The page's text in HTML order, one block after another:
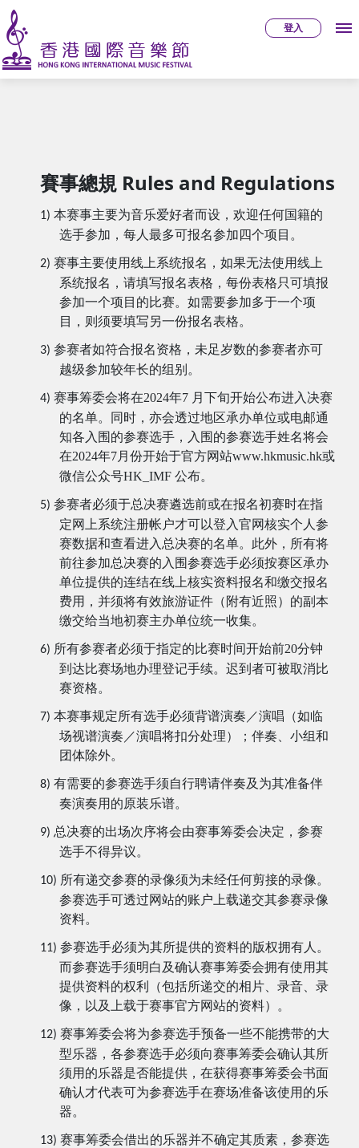
登入
賽事總規 Rules and Regulations
1) 本赛事主要为音乐爱好者而设，欢迎任何国籍的
选手参加，每人最多可报名参加四个项目。
2) 赛事主要使用线上系统报名，如果无法使用线上
系统报名，请填写报名表格，每份表格只可填报
参加一个项目的比赛。如需要参加多于一个项
目，则须要填写另一份报名表格。
3) 参赛者如符合报名资格，未足岁数的参赛者亦可
越级参加较年长的组别。
4) 赛事筹委会将在2024年7 月下旬开始公布进入决赛
的名单。同时，亦会透过地区承办单位或电邮通
知各入围的参赛选手，入围的参赛选手姓名将会
在2024年7月份开始于官方网站www.hkmusic.hk或
微信公众号HK_IMF 公布。
5) 参赛者必须于总决赛遴选前或在报名初赛时在指
定网上系统注册帐户才可以登入官网核实个人参
赛数据和查看进入总决赛的名单。此外，所有将
前往参加总决赛的入围参赛选手必须按赛区承办
单位提供的连结在线上核实资料报名和缴交报名
费用，并须将有效旅游证件（附有近照）的副本
缴交给当地初赛主办单位统一收集。
6) 所有参赛者必须于指定的比赛时间开始前20分钟
到达比赛场地办理登记手续。迟到者可被取消比
赛资格。
7) 本赛事规定所有选手必须背谱演奏／演唱（如临
场视谱演奏／演唱将扣分处理）；伴奏、小组和
团体除外。
8) 有需要的参赛选手须自行聘请伴奏及为其准备伴
奏演奏用的原装乐谱。
9) 总决赛的出场次序将会由赛事筹委会决定，参赛
选手不得异议。
10) 所有递交参赛的录像须为未经任何剪接的录像。
参赛选手可透过网站的账户上载递交其参赛录像
资料。
11) 参赛选手必须为其所提供的资料的版权拥有人。
而参赛选手须明白及确认赛事筹委会拥有使用其
提供资料的权利（包括所递交的相片、录音、录
像，以及上载于赛事官方网站的资料）。
12) 赛事筹委会将为参赛选手预备一些不能携带的大
型乐器，各参赛选手必须向赛事筹委会确认其所
须用的乐器是否能提供，在获得赛事筹委会书面
确认才代表可为参赛选手在赛场准备该使用的乐
器。
13) 赛事筹委会借出的乐器并不确定其质素，参赛选